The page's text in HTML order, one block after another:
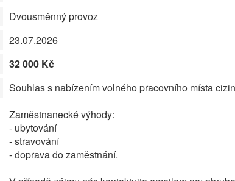
Dvousměnný provoz
23.07.2026
32 000 Kč
Souhlas s nabízením volného pracovního místa
Zaměstnanecké výhody:
- ubytování
- stravování
- doprava do zaměstnání.